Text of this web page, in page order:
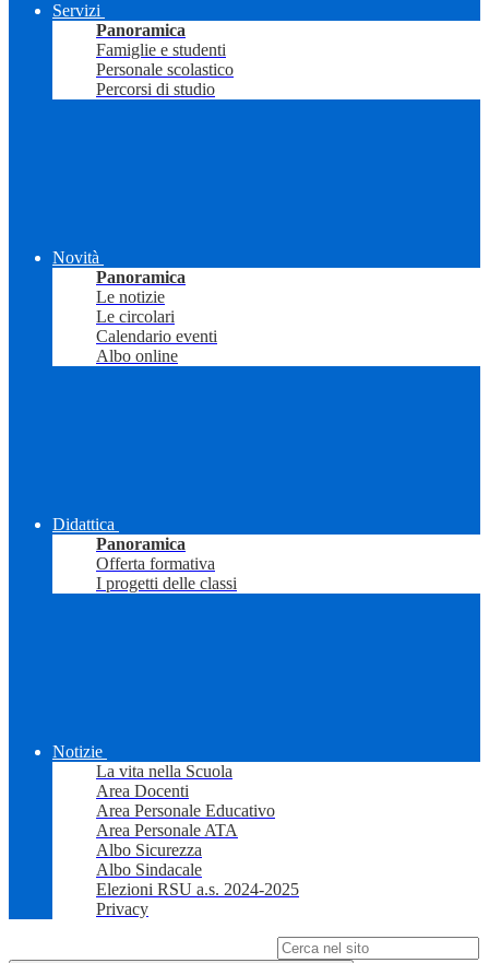
Servizi
Panoramica
Famiglie e studenti
Personale scolastico
Percorsi di studio
Novità
Panoramica
Le notizie
Le circolari
Calendario eventi
Albo online
Didattica
Panoramica
Offerta formativa
I progetti delle classi
Notizie
La vita nella Scuola
Area Docenti
Area Personale Educativo
Area Personale ATA
Albo Sicurezza
Albo Sindacale
Elezioni RSU a.s. 2024-2025
Privacy